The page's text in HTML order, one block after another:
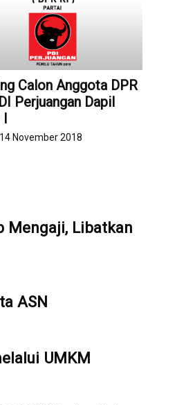
Calon Anggota DPR
Perjuangan Dapil
I
November 2018
Mengaji, Libatkan
ASN
UMKM